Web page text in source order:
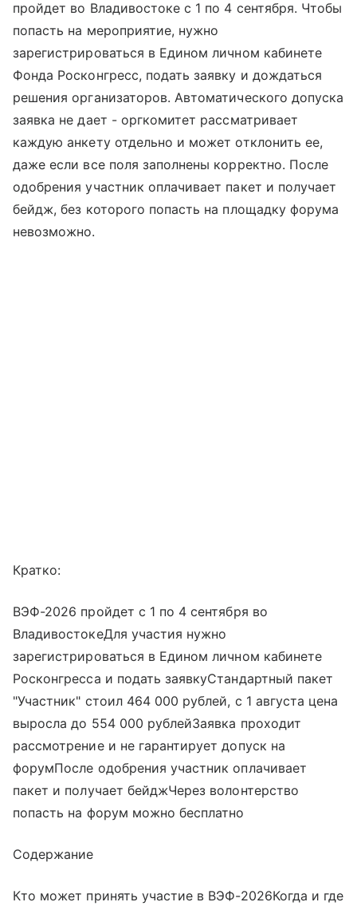
пройдет во Владивостоке с 1 по 4 сентября. Чтобы
попасть на мероприятие, нужно
зарегистрироваться в Едином личном кабинете
Фонда Росконгресс, подать заявку и дождаться
решения организаторов. Автоматического допуска
заявка не дает - оргкомитет рассматривает
каждую анкету отдельно и может отклонить ее,
даже если все поля заполнены корректно. После
одобрения участник оплачивает пакет и получает
бейдж, без которого попасть на площадку форума
невозможно.
Кратко:
ВЭФ-2026 пройдет с 1 по 4 сентября во
ВладивостокеДля участия нужно
зарегистрироваться в Едином личном кабинете
Росконгресса и подать заявкуСтандартный пакет
"Участник" стоил 464 000 рублей, с 1 августа цена
выросла до 554 000 рублейЗаявка проходит
рассмотрение и не гарантирует допуск на
форумПосле одобрения участник оплачивает
пакет и получает бейджЧерез волонтерство
попасть на форум можно бесплатно
Содержание
Кто может принять участие в ВЭФ-2026Когда и где